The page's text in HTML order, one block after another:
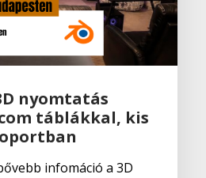
nyomtatás
táblákkal, kis
infomáció a 3D